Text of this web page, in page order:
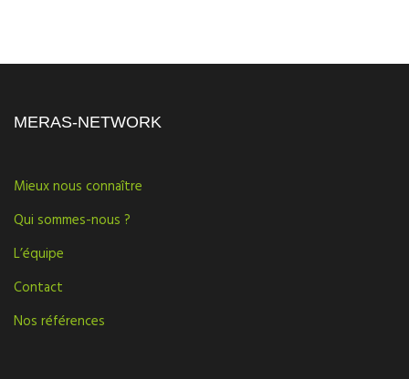
MERAS-NETWORK
Mieux nous connaître
Qui sommes-nous ?
L’équipe
Contact
Nos références